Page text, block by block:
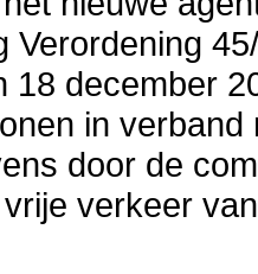
Verordening
18 december
in
door de
verkeer